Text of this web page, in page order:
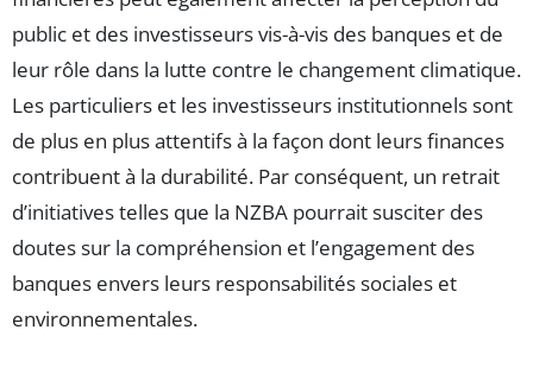
public et des investisseurs vis-à-vis des banques et de
leur rôle dans la lutte contre le changement climatique.
Les particuliers et les investisseurs institutionnels sont
de plus en plus attentifs à la façon dont leurs finances
contribuent à la durabilité. Par conséquent, un retrait
d’initiatives telles que la NZBA pourrait susciter des
doutes sur la compréhension et l’engagement des
banques envers leurs responsabilités sociales et
environnementales.